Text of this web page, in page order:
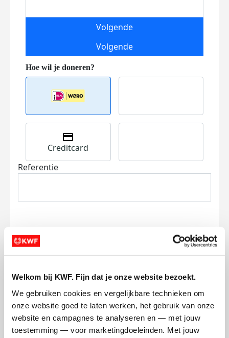
Welkom bij KWF. Fijn dat je onze website bezoekt.
We gebruiken cookies en vergelijkbare technieken om
onze website goed te laten werken, het gebruik van onze
website en campagnes te analyseren en — met jouw
toestemming — voor marketingdoeleinden. Met jouw
Volgende
Volgende
Creditcard
Referentie
en betaal €0.75 extra.
Doneer nu